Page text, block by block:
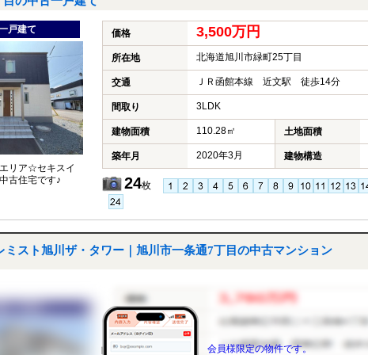
戸建て
リア☆セキスイ
古住宅です♪
価格 3,500万円
所在地 北海道旭川市緑町25丁目
交通 ＪＲ函館本線 近文駅 徒歩14分
間取り 3LDK
建物面積 110.28㎡ 土地面積
築年月 2020年3月 建物構造
24枚
ミスト旭川ザ・タワー｜旭川市一条通7丁目の中古マンション
会員様限定の物件です。